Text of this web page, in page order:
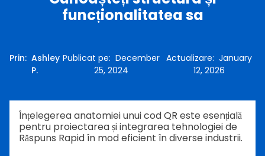
funcționalitatea sa
Prin: Ashley
P.
Publicat pe:December
25, 2024
Actualizare:January
12, 2026
Înțelegerea anatomiei unui cod QR este esențială
pentru proiectarea și integrarea tehnologiei de
Răspuns Rapid în mod eficient în diverse industrii.